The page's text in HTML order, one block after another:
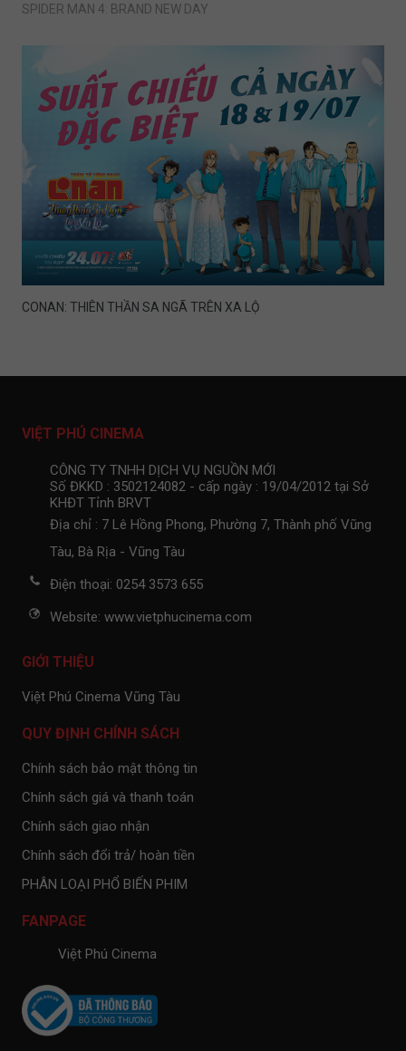
SPIDER MAN 4: BRAND NEW DAY
CONAN: THIÊN THẦN SA NGÃ TRÊN XA LỘ
VIỆT PHÚ CINEMA
CÔNG TY TNHH DỊCH VỤ NGUỒN MỚI
Số ĐKKD : 3502124082 - cấp ngày : 19/04/2012 tại Sở
KHĐT Tỉnh BRVT
Địa chỉ : 7 Lê Hồng Phong, Phường 7, Thành phố Vũng
Tàu, Bà Rịa - Vũng Tàu
Điện thoại: 0254 3573 655
Website: www.vietphucinema.com
GIỚI THIỆU
Việt Phú Cinema Vũng Tàu
QUY ĐỊNH CHÍNH SÁCH
Chính sách bảo mật thông tin
Chính sách giá và thanh toán
Chính sách giao nhận
Chính sách đổi trả/ hoàn tiền
PHÂN LOẠI PHỔ BIẾN PHIM
FANPAGE
Việt Phú Cinema